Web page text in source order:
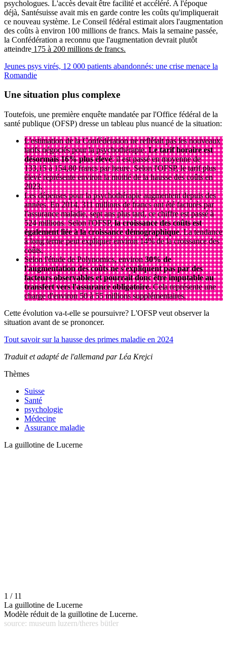
psychologues. L'accès devait être facilité et accéléré. A l'époque
déjà, Santésuisse avait mis en garde contre les coûts qu'impliquerait
ce nouveau système. Le Conseil fédéral estimait alors l'augmentation
des coûts à environ 100 millions de francs. Mais la semaine passée,
la Confédération a reconnu que l'augmentation devrait plutôt
atteindre 175 à 200 millions de francs.
Jeunes psys virés, 12 000 patients abandonnés: une crise menace la
Romandie
Une situation plus complexe
Toutefois, une première enquête mandatée par l'Office fédéral de la
santé publique (OFSP) dresse un tableau plus nuancé de la situation:
L'estimation de la Confédération ne reflétait pas les nouveaux
tarifs négociés pour la psychothérapie.Le tarif horaire est
désormais 16% plus élevé: il est passé en moyenne de
133,15 à 154,80 francs par heure. Selon l'OFSP, le tarif plus
élevé représente environ la moitié de la hausse des coûts en
2023.
Les dépenses pour la psychothérapie augmentent depuis des
années. En 2014, 311 millions de francs ont été facturés par
l'assurance maladie, sept ans plus tard, ce chiffre est passé à
524 millions. Selon l'OFSP,la croissance des coûts est
également liée à la croissance démographique. La tendance
à long terme peut expliquer environ 14% de la croissance des
coûts.
Selon l'étude de Polynomics, environ30% de
l'augmentation des coûts ne s'expliquent pas par des
facteurs observables et pourrait donc être imputable au
transfert vers l'assurance obligatoire.Cela représente une
charge d'environ 50 à 55 millions supplémentaires.
Cette évolution va-t-elle se poursuivre? L'OFSP veut observer la
situation avant de se prononcer.
Tout savoir sur la hausse des primes maladie en 2024
Traduit et adapté de l'allemand par Léa Krejci
Thèmes
Suisse
Santé
psychologie
Médecine
Assurance maladie
La guillotine de Lucerne
1 / 11
La guillotine de Lucerne
Modèle réduit de la guillotine de Lucerne.
source: museum luzern/theres bütler